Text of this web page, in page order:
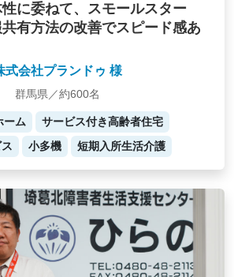
に委ねて、スモールスター
共有方法の改善でスピード感あ
式会社プランドゥ 様
群馬県／約600名
ーム
サービス付き高齢者住宅
小多機 短期入所生活介護